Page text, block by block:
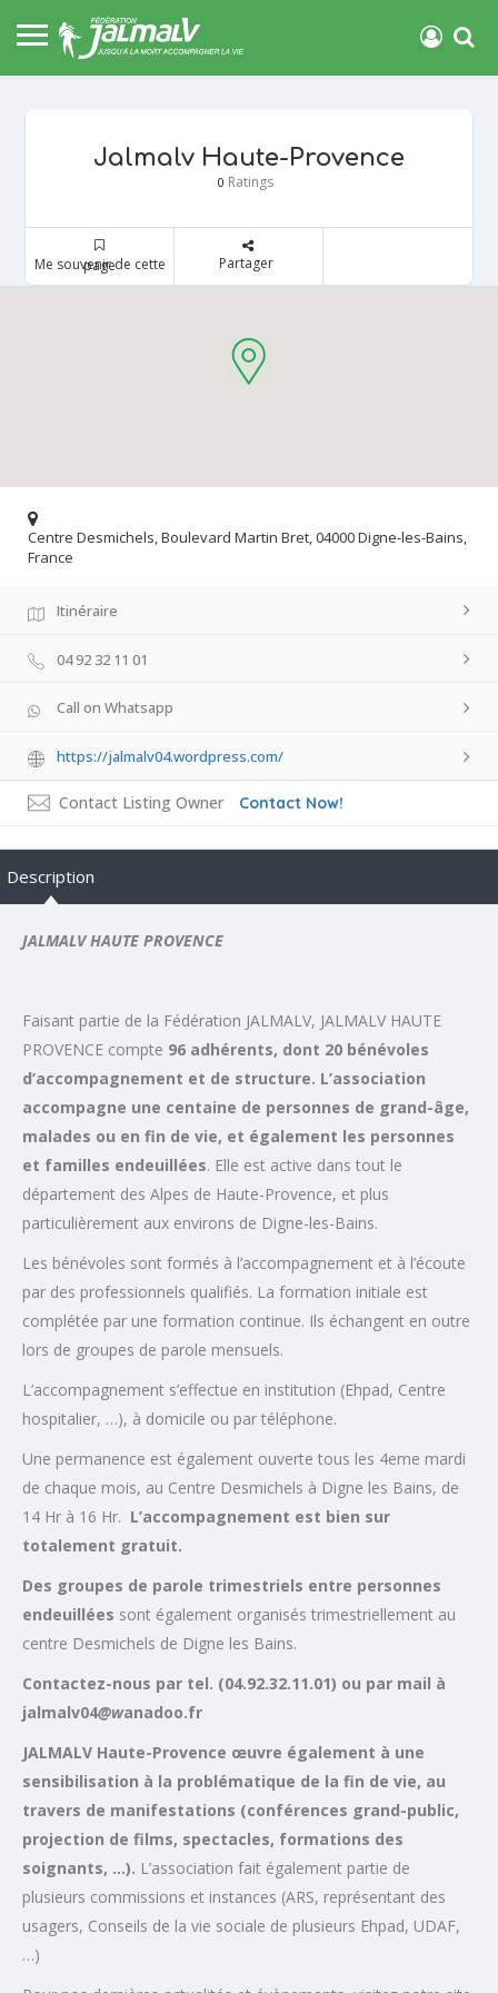
Jalmalv Haute-Provence
0 Ratings
Me souvenir de cette page Partager
Centre Desmichels, Boulevard Martin Bret, 04000 Digne-les-Bains,
France
Itinéraire
04 92 32 11 01
Call on Whatsapp
https://jalmalv04.wordpress.com/
Contact Listing Owner Contact Now!
Description
JALMALV HAUTE PROVENCE
Faisant partie de la Fédération JALMALV, JALMALV HAUTE
PROVENCE compte 96 adhérents, dont 20 bénévoles
d’accompagnement et de structure. L’association
accompagne une centaine de personnes de grand-âge,
malades ou en fin de vie, et également les personnes
et familles endeuillées. Elle est active dans tout le
département des Alpes de Haute-Provence, et plus
particulièrement aux environs de Digne-les-Bains.
Les bénévoles sont formés à l’accompagnement et à l’écoute
par des professionnels qualifiés. La formation initiale est
complétée par une formation continue. Ils échangent en outre
lors de groupes de parole mensuels.
L’accompagnement s’effectue en institution (Ehpad, Centre
hospitalier, …), à domicile ou par téléphone.
Une permanence est également ouverte tous les 4eme mardi
de chaque mois, au Centre Desmichels à Digne les Bains, de
14 Hr à 16 Hr. L’accompagnement est bien sur
totalement gratuit.
Des groupes de parole trimestriels entre personnes
endeuillées sont également organisés trimestriellement au
centre Desmichels de Digne les Bains.
Contactez-nous par tel. (04.92.32.11.01) ou par mail à
jalmalv04@wanadoo.fr
JALMALV Haute-Provence œuvre également à une
sensibilisation à la problématique de la fin de vie, au
travers de manifestations (conférences grand-public,
projection de films, spectacles, formations des
soignants, …). L’association fait également partie de
plusieurs commissions et instances (ARS, représentant des
usagers, Conseils de la vie sociale de plusieurs Ehpad, UDAF,
…)